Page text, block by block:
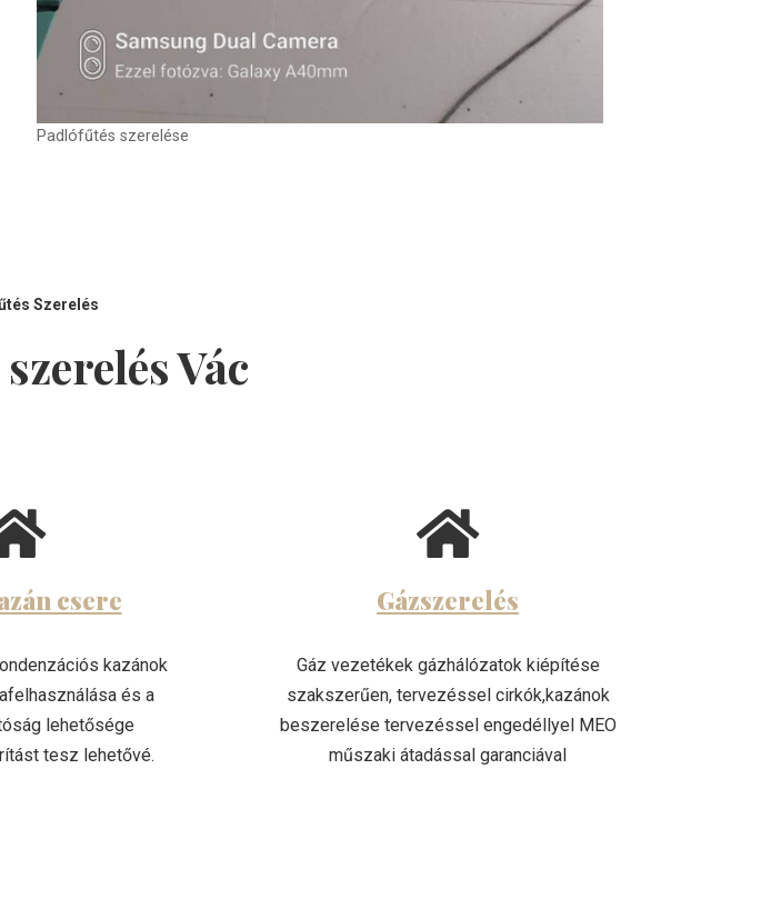
Padlófűtés szerelése
Szerelés
Vác
csere
kazánok
és a
lehetősége
tesz lehetővé.
Gázszerelés
Gáz vezetékek gázhálózatok kiépítése
szakszerűen, tervezéssel cirkók,kazánok
beszerelése tervezéssel engedéllyel MEO
műszaki átadással garanciával